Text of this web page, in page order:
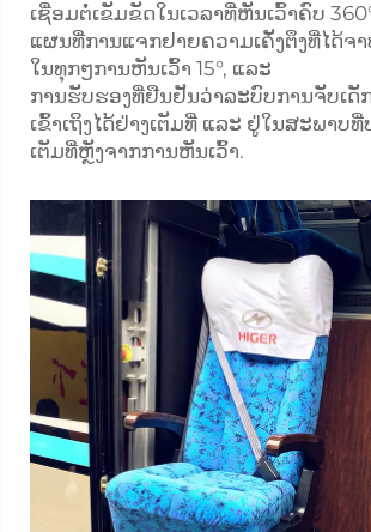
ເຊື່ອມຕໍ່ເຂັມຂັດໃນເວລາທີ່ຫັນເວົ້າຄົບ
ແຜນທີ່ການແຈກຢາຍຄວາມເຄັ່ງຕຶງທີ່ໄດ້ຈ
ໃນທຸກໆການຫັນເວົ້າ 15°, ແລະ
ການຮັບຮອງທີ່ຢືນຢັນວ່າລະບົບການຈັບເດັ
ເຂົ້າເຖິງໄດ້ຢ່າງເຕັມທີ່ ແລະ ຢູ່ໃນສະພາບ
ເຕັມທີ່ຫຼັງຈາກການຫັນເວົ້າ.